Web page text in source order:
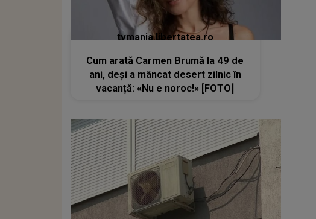
tvmania.libertatea.ro
Cum arată Carmen Brumă la 49 de
ani, deși a mâncat desert zilnic în
vacanță: «Nu e noroc!» [FOTO]